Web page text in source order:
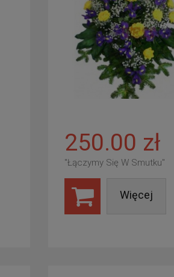
250.00 zł
"Łączymy Się W Smutku"
Więcej